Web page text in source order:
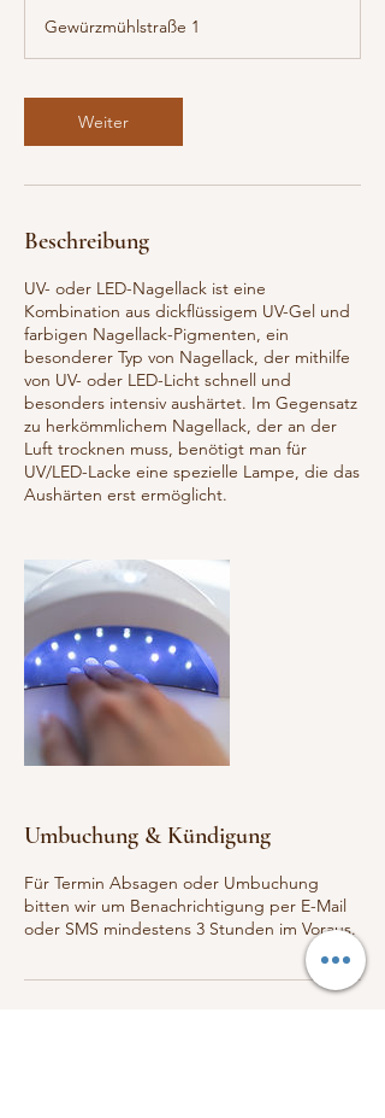
i
n
Gewürzmühlstraße 1
Weiter
Beschreibung
UV- oder LED-Nagellack ist eine
Kombination aus dickflüssigem UV-Gel und
farbigen Nagellack-Pigmenten, ein
besonderer Typ von Nagellack, der mithilfe
von UV- oder LED-Licht schnell und
besonders intensiv aushärtet. Im Gegensatz
zu herkömmlichem Nagellack, der an der
Luft trocknen muss, benötigt man für
UV/LED-Lacke eine spezielle Lampe, die das
Aushärten erst ermöglicht.
Umbuchung & Kündigung
Für Termin Absagen oder Umbuchung
bitten wir um Benachrichtigung per E-Mail
oder SMS mindestens 3 Stunden im Voraus.